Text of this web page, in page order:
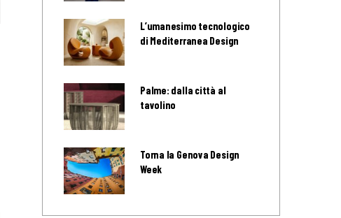
L’umanesimo tecnologico
di Mediterranea Design
Palme: dalla città al
tavolino
Torna la Genova Design
Week